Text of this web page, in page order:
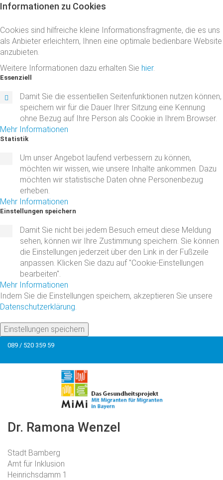
Informationen zu Cookies
Cookies sind hilfreiche kleine Informationsfragmente, die es uns
als Anbieter erleichtern, Ihnen eine optimale bedienbare Website
anzubieten.
Weitere Informationen dazu erhalten Sie hier.
Essenziell
Damit Sie die essentiellen Seitenfunktionen nutzen können,
speichern wir für die Dauer Ihrer Sitzung eine Kennung
ohne Bezug auf Ihre Person als Cookie in Ihrem Browser.
Mehr Informationen
Statistik
Um unser Angebot laufend verbessern zu können,
möchten wir wissen, wie unsere Inhalte ankommen. Dazu
möchten wir statistische Daten ohne Personenbezug
erheben.
Mehr Informationen
Einstellungen speichern
Damit Sie nicht bei jedem Besuch erneut diese Meldung
sehen, können wir Ihre Zustimmung speichern. Sie können
die Einstellungen jederzeit über den Link in der Fußzeile
anpassen. Klicken Sie dazu auf "Cookie-Einstellungen
bearbeiten".
Mehr Informationen
Indem Sie die Einstellungen speichern, akzeptieren Sie unsere
Datenschutzerklärung.
Einstellungen speichern
089 / 520 359 59
Dr. Ramona Wenzel
Stadt Bamberg
Amt für Inklusion
Heinrichsdamm 1